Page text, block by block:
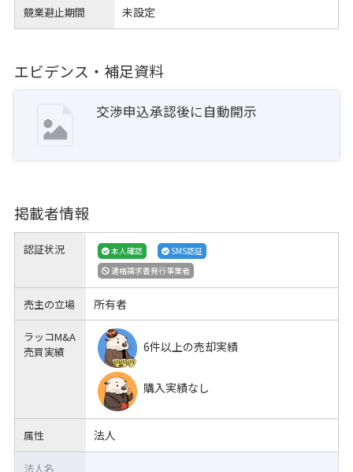
競業避止期間 未設定
エビデンス・補足資料
交渉申込承認後に自動開示
掲載者情報
認証状況 本人確認
SMS認証
適格請求書発行事業者
売主の立場 所有者
ラッコM&A
売買実績
6件以上の売却実績
購入実績なし
属性 法人
法人名